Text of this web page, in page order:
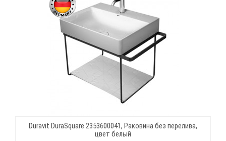
Duravit DuraSquare 2353600041, Раковина без перелива,
цвет белый